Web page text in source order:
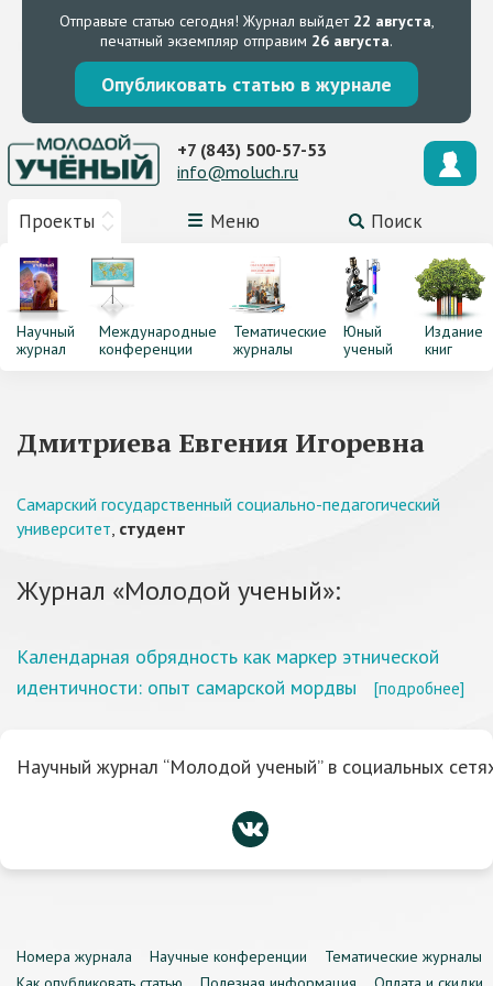
Отправьте статью сегодня! Журнал выйдет 22 августа,
печатный экземпляр отправим 26 августа.
Опубликовать статью в журнале
Проекты Меню Поиск
+7 (843) 500-57-53
info@moluch.ru
Научный
журнал
Международные
конференции
Тематические
журналы
Юный
ученый
Издание
книг
Дмитриева Евгения Игоревна
Самарский государственный социально-педагогический
университет, студент
Журнал «Молодой ученый»:
Календарная обрядность как маркер этнической
идентичности: опыт самарской мордвы
[подробнее]
Научный журнал “Молодой ученый” в социальных
Номера журнала Научные конференции
Тематические журналы